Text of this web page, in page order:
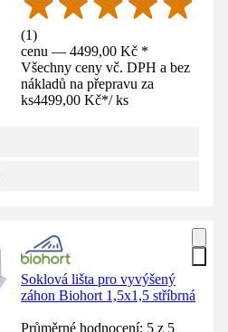
(1)
cenu — 4499,00 Kč *
Všechny ceny vč. DPH a bez
nákladů na přepravu za
ks4499,00 Kč*/ ks
Soklová lišta pro vyvýšený
záhon Biohort 1,5x1,5 stříbrná
Průměrné hodnocení: 5 z 5